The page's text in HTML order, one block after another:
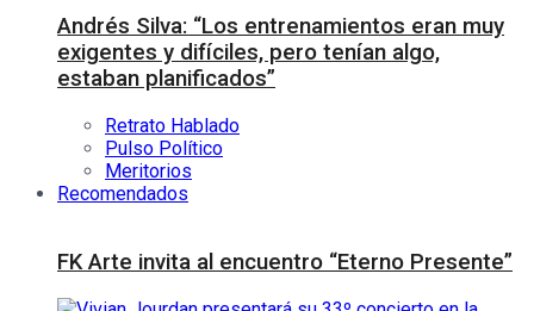
Andrés Silva: “Los entrenamientos eran muy
exigentes y difíciles, pero tenían algo,
estaban planificados”
Retrato Hablado
Pulso Político
Meritorios
Recomendados
FK Arte invita al encuentro “Eterno Presente”